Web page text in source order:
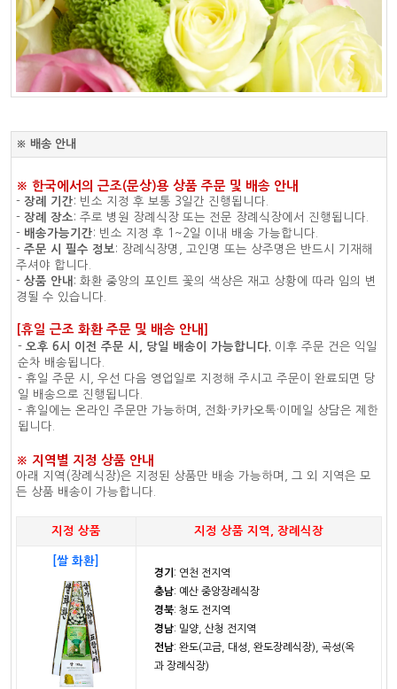
※ 배송 안내
※ 한국에서의 근조(문상)용 상품 주문 및 배송 안내
- 장례 기간: 빈소 지정 후 보통 3일간 진행됩니다.
- 장례 장소: 주로 병원 장례식장 또는 전문 장례식장에서 진행됩니다.
- 배송가능기간: 빈소 지정 후 1~2일 이내 배송 가능합니다.
- 주문 시 필수 정보: 장례식장명, 고인명 또는 상주명은 반드시 기재해
주셔야 합니다.
- 상품 안내 : 화환 중앙의 포인트 꽃의 색상은 재고 상황에 따라 임의 변
경될 수 있습니다.
[휴일 근조 화환 주문 및 배송 안내]
- 오후 6시 이전 주문 시, 당일 배송이 가능합니다.
이후 주문 건은 익일
순차 배송됩니다.
- 휴일 주문 시, 우선 다음 영업일로 지정해 주시고 주문이 완료되면 당
일 배송으로 진행됩니다.
- 휴일에는 온라인 주문만 가능하며, 전화·카카오톡·이메일 상담은 제한
됩니다.
※ 지역별 지정 상품 안내
아래 지역(장례식장)은 지정된 상품만 배송 가능하며, 그 외 지역은 모
든 상품 배송이 가능합니다.
지정 상품 지정 상품 지역, 장례식장
[쌀 화환]
경기 : 연천 전지역
충남: 예산 중앙장례식장
경북: 청도 전지역
경남: 밀양, 산청 전지역
전남: 완도(고금, 대성, 완도장례식장), 곡성(옥
과 장례식장)